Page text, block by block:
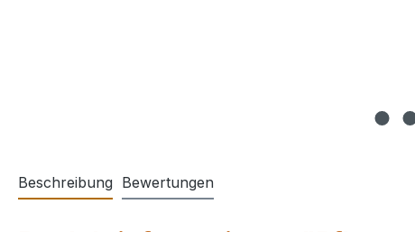
Beschreibung Bewertungen